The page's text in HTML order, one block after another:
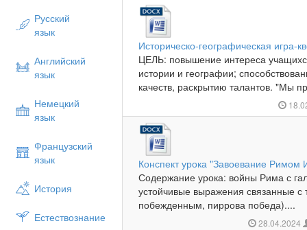
Русский
язык
Английский
язык
Немецкий
язык
Французский
язык
История
Естествознание
Историческо-географическая игра-
ЦЕЛЬ: повышение интереса
истории и географии;
качеств, раскрытию талантов. "Мы
Конспект урока "Завоевание Римом
Содержание урока: войны Рима с
устойчивые выражения связанные с
побежденным, пиррова победа)....
28.04.2024